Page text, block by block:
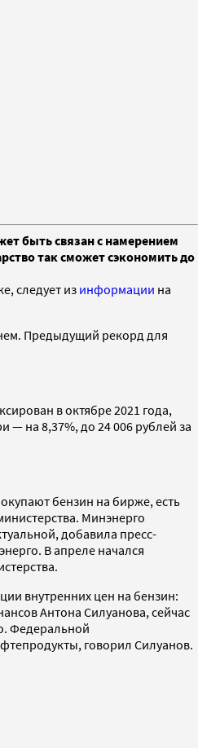
быть связан с намерением
так сможет сэкономить до
следует из информации на
Предыдущий рекорд для
в октябре 2021 года,
— на 8,37%, до 24 006 рублей за
бензин на бирже, есть
Минэнерго
добавила пресс-
В апреле начался
внутренних цен на бензин:
Антона Силуанова, сейчас
Федеральной
говорил Силуанов.